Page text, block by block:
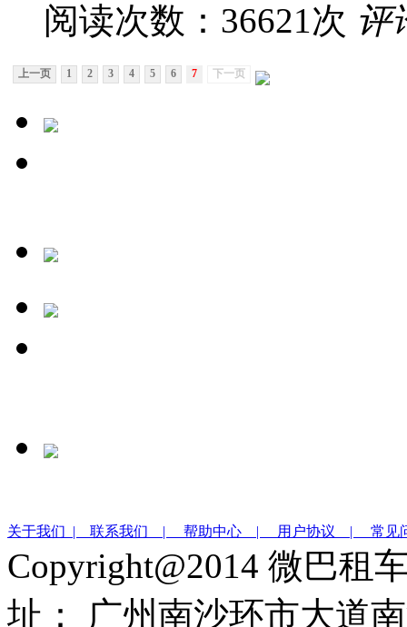
阅读次数：36621次 评
上一页 1 2 3 4 5 6 7 下一页
关于我们 | 联系我们 | 帮助中心 | 用户协议 | 常
Copyright@2014 微巴
址： 广州南沙环市大道